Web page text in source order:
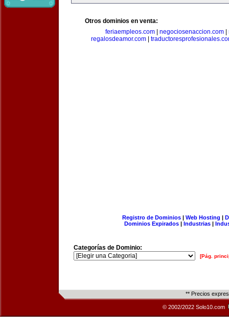
Otros dominios en venta:
feriaempleos.com
negociosenaccion.com
regalosdeamor.com
Registro de Dominios| Web Hosting |
Dominios Expirados | Industrias |
Categorías de Dominio:
[Pág.
** Precios
© 2002/2022 Solo10.com